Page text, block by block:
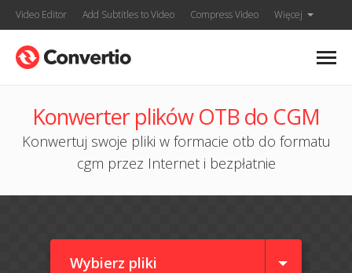
Video Editor Add Subtitles to Video Compress Video Więcej
Konwerter plików OTB do CGM
Konwertuj swoje pliki w formacie otb do formatu
cgm przez Internet i bezpłatnie
Wybierz pliki